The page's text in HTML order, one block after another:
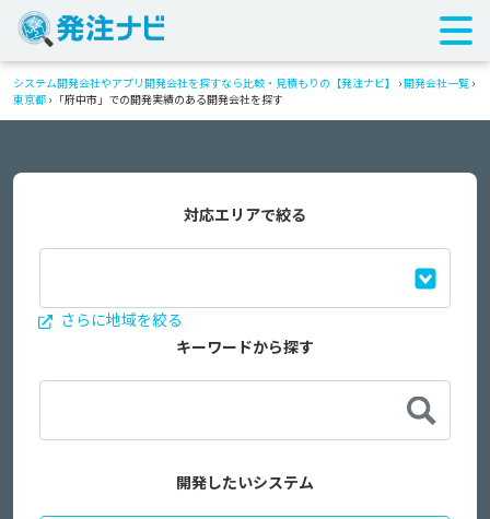
システム開発会社やアプリ開発会社を探すなら比較・見積もりの【発注ナビ】 ›開発会社一覧 ›
東京都 › 「府中市」での開発実績のある開発会社を探す
対応エリアで絞る
さらに地域を絞る
キーワードから探す
開発したいシステム